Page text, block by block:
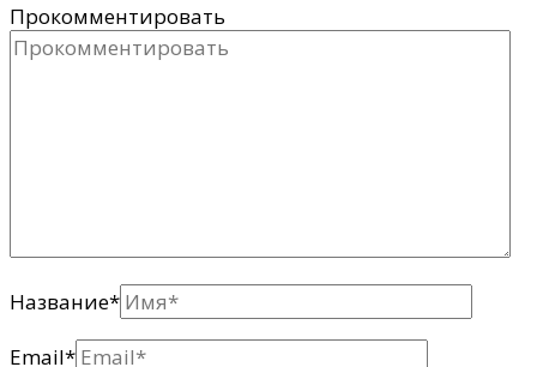
Прокомментировать
Название*
Email*